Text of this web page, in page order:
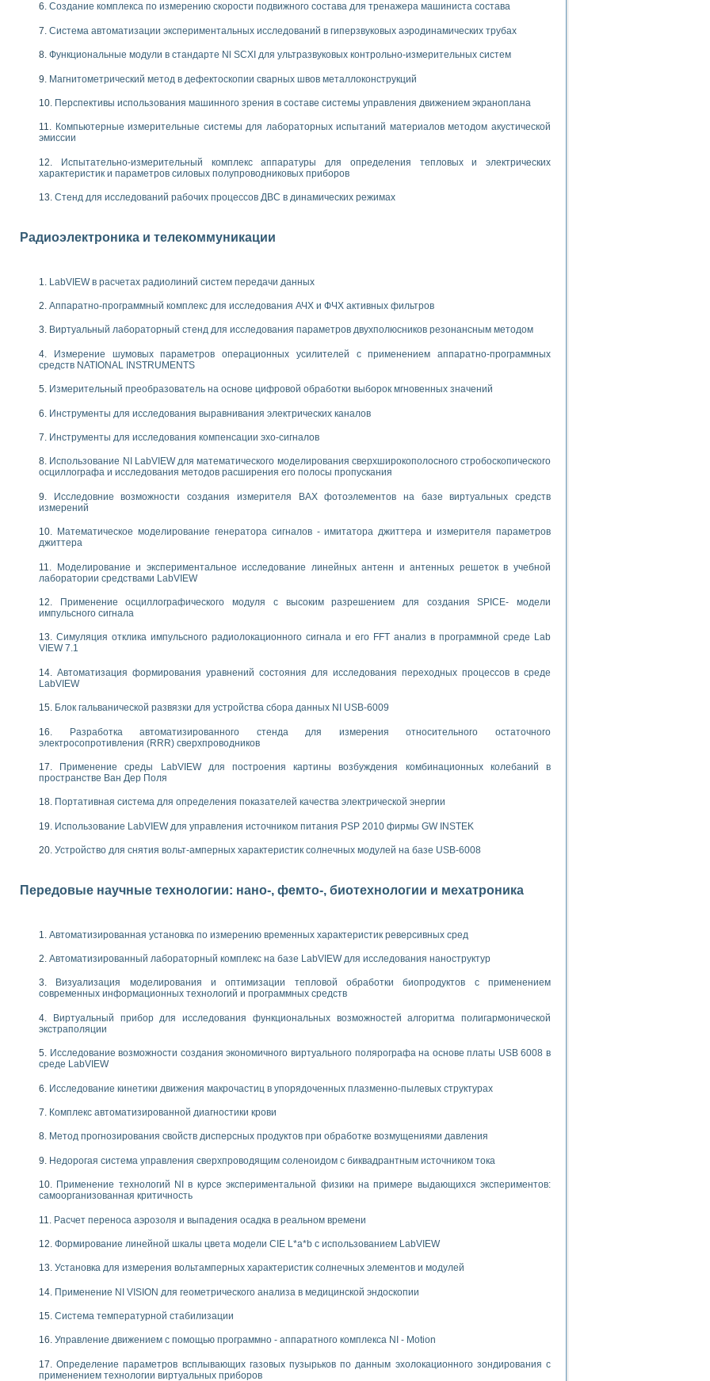
среды специальной барокамеры
с использованием среды графического программирования LabVIEW для моделирования типовых химико-технологических процессов
термотрансферной маркировки изделий
для исследова¬ния электрофизических свойств аморфного гидрогенизированного карбида кремния (A-SIC:H)
переходных процессов при коротких замыканиях в узлах электрических нагрузок
швов на базе технологий фирмы NATIONAL INSTRUMENTS
эффективности систем управления в интегрированных средах
стенды
стенда по измерению профиля зеркальной антенны и построению диаграммы направленности
комплексы для вузов, осуществляющих подготовку специалистов по пищевой инженерии
в процесе изучения специальных дисциплин в технических колледжах
ИНС на основе LabVIEW
для создания лабораторного практикума по измерениям магнитных величин
течения в расширяющемся канале
интерфейсов обмена по протоколам RS232 и GPIB / имитатор оконечного устройства по интерфейсу RS232
адиабатического расширения газов
результатов измерительного экспримента
измерений с помощью LabVIEW
INSTRUMENTS для создания систем автоматизированного лабораторного практикума
и корреляционный анализ"
принципа действия универсального цифрового вольтметра
обеспечение учебных лабораторных стендов
LabVIEW
лабораторный практикум по курсу «радиотехнические цепи и сигналы»
одномерных сигналов на основе алгоритма полигармонической экстраполяции
INSTRUMENTS в операционной системе LINUX
полигармонической экстраполяции в среде LabVIEW
принимаемых решений в среде LabVIEW
электрических характеристик газоразрядных и люминесцентных ламп
информационно-измерительным системам (ИИС)
характеристик на основе использования звуковой карты ПК
работы «Имитационное моделирование погрешностей канала измерения температуры» в среде LabVIEW
в среде LabVIEW
национального проекта «Образование» технологий NATIONAL INSTRUMENTS в Нижегородском госуниверситете им. Н.И. Лобачевского
решателей обыкновенных дифференциальных уравнений инструментальных систем моделирования
образования и подготовки преподавателей для работы в ИКТ насыщенной среде
практикума по электронике кафедры информационных систем МИРЭА
частотного анализа для LabWindows/CVI и LabVIEW
программе «Прикладная физика и физическая информатика» инновационного образовательного проекта РУДН
постоянного тока
Создание комплекса по измерению скорости подвижного состава для тренажера машиниста состава
Система автоматизации экспериментальных исследований в гиперзвуковых аэродинамических трубах
Функциональные модули в стандарте Nl SCXI для ультразвуковых контрольно-измерительных систем
Магнитометрический метод в дефектоскопии сварных швов металлоконструкций
Перспективы использования машинного зрения в составе системы управления движением экраноплана
Компьютерные измерительные системы для лабораторных испытаний материалов методом акустической
эмиссии
Испытательно-измерительный комплекс аппаратуры для определения тепловых и электрических
характеристик и параметров силовых полупроводниковых приборов
Стенд для исследований рабочих процессов ДВС в динамических режимах
Радиоэлектроника и телекоммуникации
LabVIEW в расчетах радиолиний систем передачи данных
Аппаратно-программный комплекс для исследования АЧХ и ФЧХ активных фильтров
Виртуальный лабораторный стенд для исследования параметров двухполюсников резонансным методом
Измерение шумовых параметров операционных усилителей с применением аппаратно-программных
средств NATIONAL INSTRUMENTS
Измерительный преобразователь на основе цифровой обработки выборок мгновенных значений
Инструменты для исследования выравнивания электрических каналов
Инструменты для исследования компенсации эхо-сигналов
Использование NI LabVIEW для математического моделирования сверхширокополосного стробоскопического
осциллографа и исследования методов расширения его полосы пропускания
Исследовние возможности создания измерителя ВАХ фотоэлементов на базе виртуальных средств
измерений
Математическое моделирование генератора сигналов - имитатора джиттера и измерителя параметров
джиттера
Моделирование и экспериментальное исследование линейных антенн и антенных решеток в учебной
лаборатории средствами LabVIEW
Применение осциллографического модуля с высоким разрешением для создания SPICE- модели
импульсного сигнала
Симуляция отклика импульсного радиолокационного сигнала и его FFT анализ в программной среде Lab
VIEW 7.1
Автоматизация формирования уравнений состояния для исследования переходных процессов в среде
LabVIEW
Блок гальванической развязки для устройства сбора данных NI USB-6009
Разработка автоматизированного стенда для измерения относительного остаточного
электросопротивления (RRR) сверхпроводников
Применение среды LabVIEW для построения картины возбуждения комбинационных колебаний в
пространстве Ван Дер Поля
Портативная система для определения показателей качества электрической энергии
Использование LabVIEW для управления источником питания PSP 2010 фирмы GW INSTEK
Устройство для снятия вольт-амперных характеристик солнечных модулей на базе USB-6008
Передовые научные технологии: нано-, фемто-, биотехнологии и мехатроника
Автоматизированная установка по измерению временных характеристик реверсивных сред
Автоматизированный лабораторный комплекс на базе LabVIEW для исследования наноструктур
Визуализация моделирования и оптимизации тепловой обработки биопродуктов с применением
современных информационных технологий и программных средств
Виртуальный прибор для исследования функциональных возможностей алгоритма полигармонической
экстраполяции
Исследование возможности создания экономичного виртуального полярографа на основе платы USB 6008 в
среде LabVIEW
Исследование кинетики движения макрочастиц в упорядоченных плазменно-пылевых структурах
Комплекс автоматизированной диагностики крови
Метод прогнозирования свойств дисперсных продуктов при обработке возмущениями давления
Недорогая система управления сверхпроводящим соленоидом с биквадрантным источником тока
Применение технологий NI в курсе экспериментальной физики на примере выдающихся экспериментов:
самоорганизованная критичность
Расчет переноса аэрозоля и выпадения осадка в реальном времени
Формирование линейной шкалы цвета модели CIE L*a*b с использованием LabVIEW
Установка для измерения вольтамперных характеристик солнечных элементов и модулей
Применение NI VISION для геометрического анализа в медицинской эндоскопии
Система температурной стабилизации
Управление движением с помощью программно - аппаратного комплекса NI - Motion
Определение параметров всплывающих газовых пузырьков по данным эхолокационного зондирования с
применением технологии виртуальных приборов